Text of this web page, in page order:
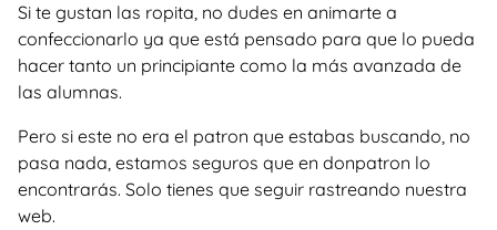
Si te gustan las ropita, no dudes en animarte a
confeccionarlo ya que está pensado para que lo pueda
hacer tanto un principiante como la más avanzada de
las alumnas.
Pero si este no era el patron que estabas buscando, no
pasa nada, estamos seguros que en donpatron lo
encontrarás. Solo tienes que seguir rastreando nuestra
web.